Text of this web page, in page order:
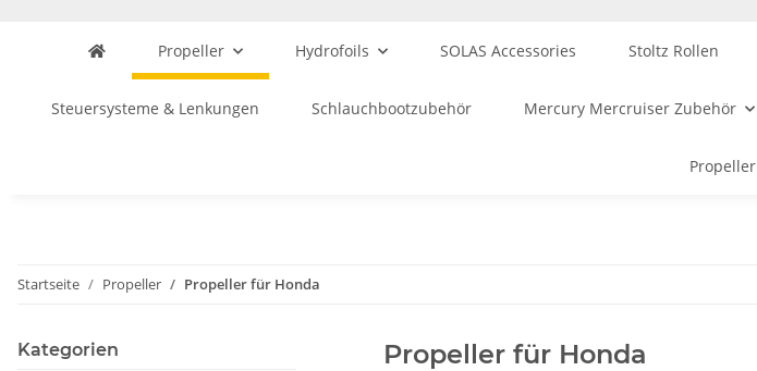
Propeller Hydrofoils SOLAS Accessories Stoltz Rollen
Steuersysteme & Lenkungen Schlauchbootzubehör Mercury Mercruiser Zubehör
Propeller
Startseite Propeller Propeller für Honda
Propeller für Honda
Kategorien